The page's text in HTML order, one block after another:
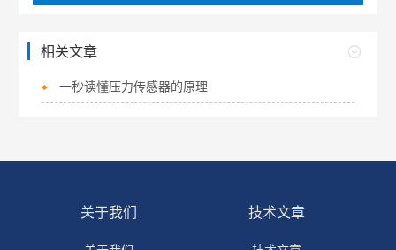
相关文章
一秒读懂压力传感器的原理
关于我们 技术文章